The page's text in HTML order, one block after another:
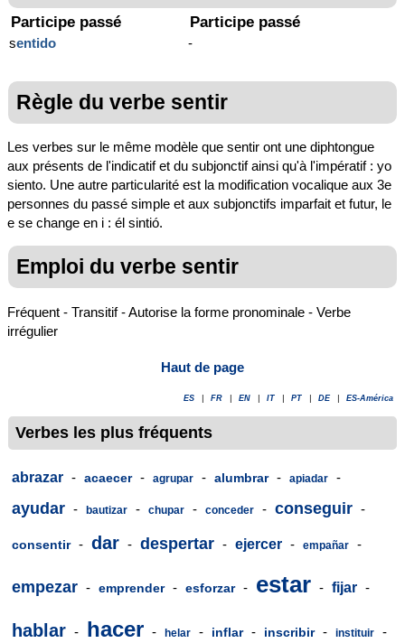
Participe passé
sentido
Participe passé
-
Règle du verbe sentir
Les verbes sur le même modèle que sentir ont une diphtongue
aux présents de l'indicatif et du subjonctif ainsi qu'à l'impératif : yo
siento. Une autre particularité est la modification vocalique aux 3e
personnes du passé simple et aux subjonctifs imparfait et futur, le
e se change en i : él sintió.
Emploi du verbe sentir
Fréquent - Transitif - Autorise la forme pronominale - Verbe
irrégulier
Haut de page
ES FR EN IT PT DE ES-América
Verbes les plus fréquents
abrazar - acaecer - agrupar - alumbrar - apiadar -
ayudar - bautizar - chupar - conceder - conseguir -
consentir - dar - despertar - ejercer - empañar -
empezar - emprender - esforzar - estar - fijar -
hablar - hacer - helar - inflar - inscribir - instituir -